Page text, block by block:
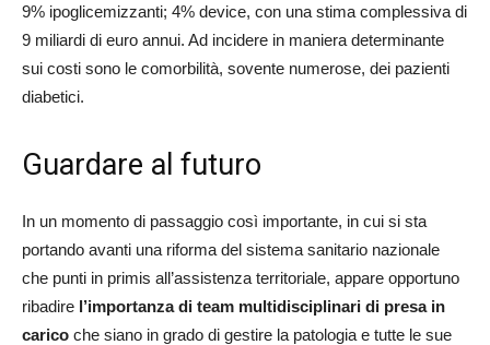
9% ipoglicemizzanti; 4% device, con una stima complessiva di
9 miliardi di euro annui. Ad incidere in maniera determinante
sui costi sono le comorbilità, sovente numerose, dei pazienti
diabetici.
Guardare al futuro
In un momento di passaggio così importante, in cui si sta
portando avanti una riforma del sistema sanitario nazionale
che punti in primis all’assistenza territoriale, appare opportuno
ribadire l’importanza di team multidisciplinari di presa in
carico che siano in grado di gestire la patologia e tutte le sue